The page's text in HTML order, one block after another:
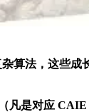
法，这些成长
是对应 CAIE